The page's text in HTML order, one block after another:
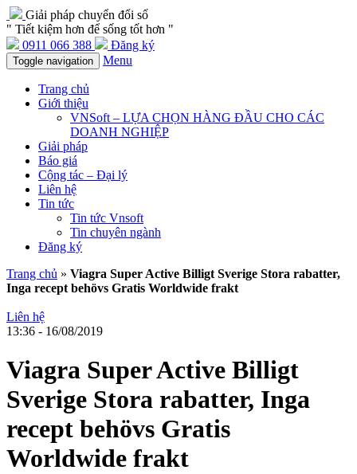
Giải pháp chuyển đổi số
" Tiết kiệm hơn để sống tốt hơn "
0911 066 388
Đăng ký
Toggle navigation Menu
Trang chủ
Giới thiệu
VNSoft – LỰA CHỌN HÀNG ĐẦU CHO CÁC
DOANH NGHIỆP
Giải pháp
Báo giá
Cộng tác – Đại lý
Liên hệ
Tin tức
Tin tức Vnsoft
Tin chuyên ngành
Đăng ký
Trang chủ » Viagra Super Active Billigt Sverige Stora rabatter,
Inga recept behövs Gratis Worldwide frakt
Liên hệ
13:36 - 16/08/2019
Viagra Super Active Billigt
Sverige Stora rabatter, Inga
recept behövs Gratis
Worldwide frakt